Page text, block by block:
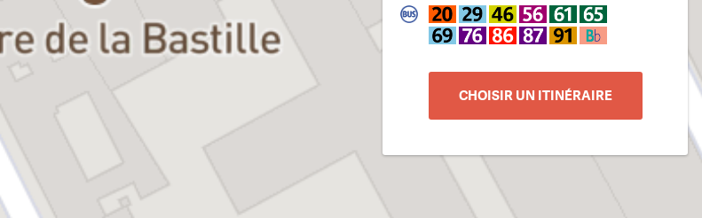
CHOISIR UN ITINÉRAIRE